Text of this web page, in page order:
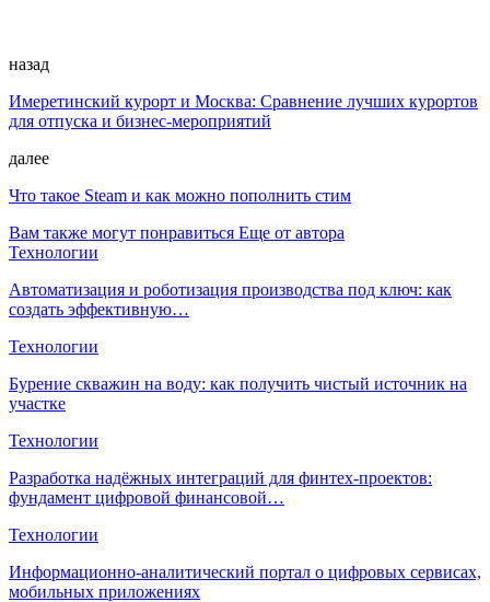
назад
Имеретинский курорт и Москва: Сравнение лучших курортов
для отпуска и бизнес-мероприятий
далее
Что такое Steam и как можно пополнить стим
Вам также могут понравиться Еще от автора
Технологии
Автоматизация и роботизация производства под ключ: как
создать эффективную…
Технологии
Бурение скважин на воду: как получить чистый источник на
участке
Технологии
Разработка надёжных интеграций для финтех-проектов:
фундамент цифровой финансовой…
Технологии
Информационно-аналитический портал о цифровых сервисах,
мобильных приложениях